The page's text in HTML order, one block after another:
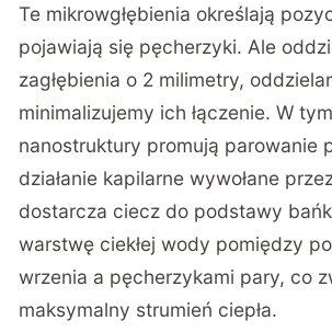
Te mikrowgłębienia określają
pojawiają się pęcherzyki. Ale
zagłębienia o 2 milimetry,
minimalizujemy ich łączenie. W
nanostruktury promują parowanie
działanie kapilarne wywołane
dostarcza ciecz do podstawy
warstwę ciekłej wody pomiędzy
wrzenia a pęcherzykami pary, co
maksymalny strumień ciepła.